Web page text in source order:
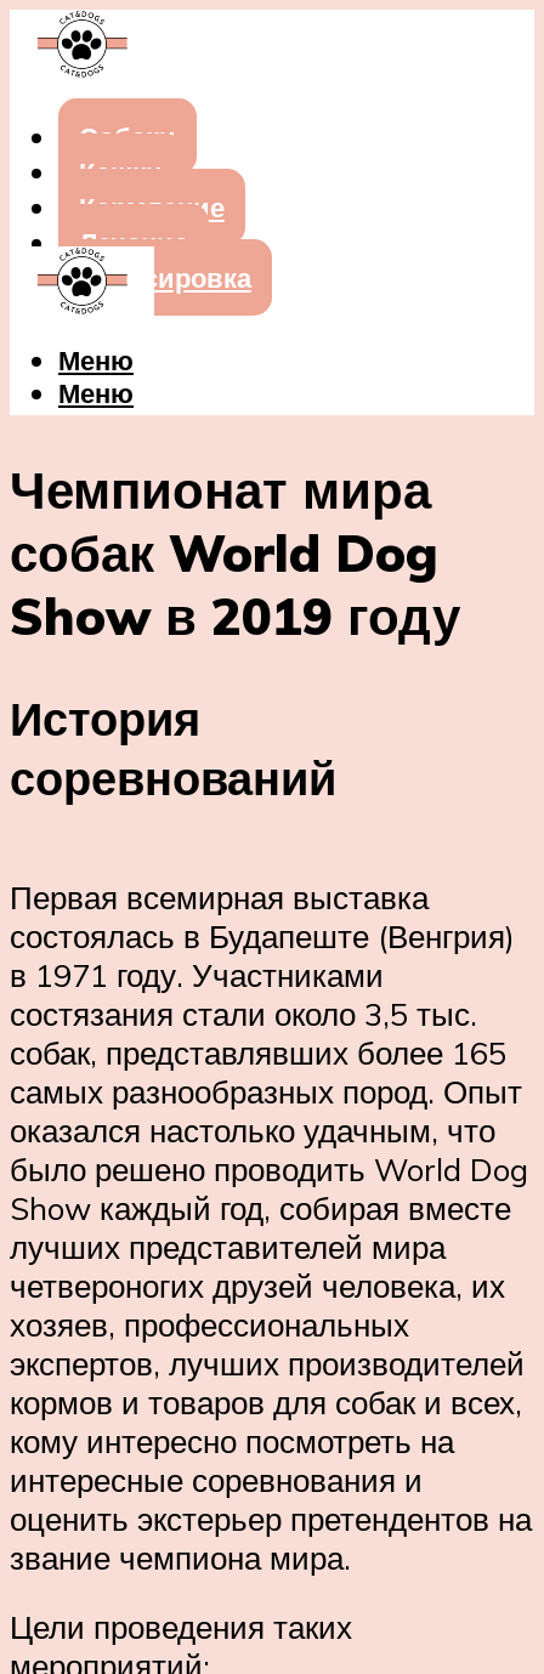
Собаки
Кошки
Кормление
Лечение
Дрессировка
Меню
Меню
Чемпионат мира
собак World Dog
Show в 2019 году
История
соревнований
Первая всемирная выставка
состоялась в Будапеште (Венгрия)
в 1971 году. Участниками
состязания стали около 3,5 тыс.
собак, представлявших более 165
самых разнообразных пород. Опыт
оказался настолько удачным, что
было решено проводить World Dog
Show каждый год, собирая вместе
лучших представителей мира
четвероногих друзей человека, их
хозяев, профессиональных
экспертов, лучших производителей
кормов и товаров для собак и всех,
кому интересно посмотреть на
интересные соревнования и
оценить экстерьер претендентов на
звание чемпиона мира.
Цели проведения таких
мероприятий: